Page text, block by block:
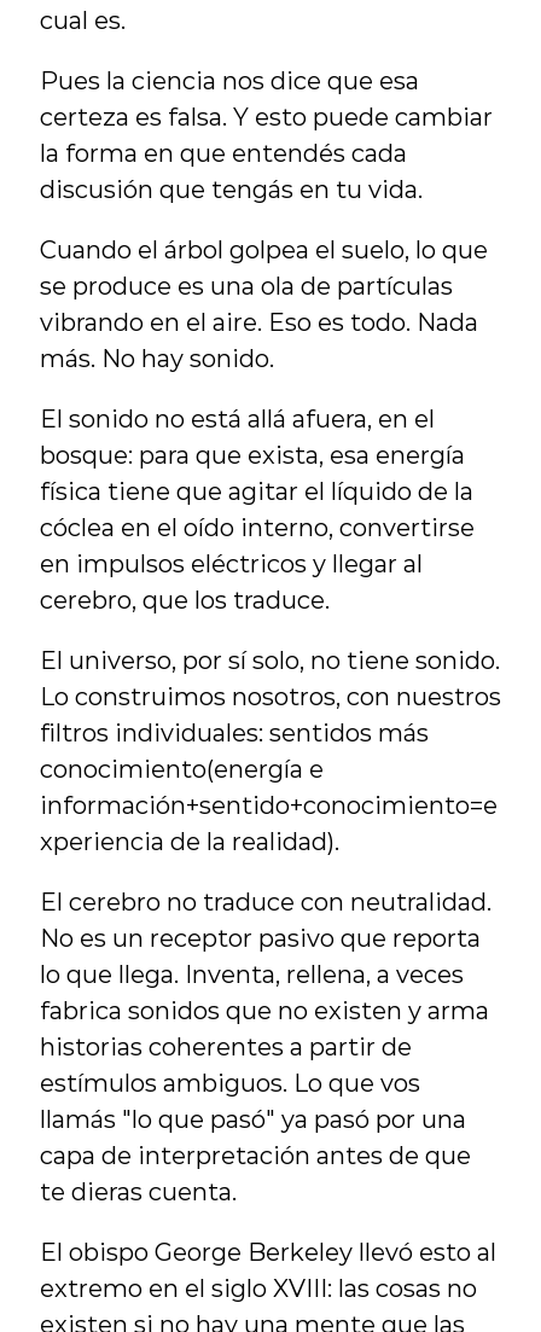
cual es.
Pues la ciencia nos dice que esa
certeza es falsa. Y esto puede cambiar
la forma en que entendés cada
discusión que tengás en tu vida.
Cuando el árbol golpea el suelo, lo que
se produce es una ola de partículas
vibrando en el aire. Eso es todo. Nada
más. No hay sonido.
El sonido no está allá afuera, en el
bosque: para que exista, esa energía
física tiene que agitar el líquido de la
cóclea en el oído interno, convertirse
en impulsos eléctricos y llegar al
cerebro, que los traduce.
El universo, por sí solo, no tiene sonido.
Lo construimos nosotros, con nuestros
filtros individuales: sentidos más
conocimiento(energía e
información+sentido+conocimiento=e
xperiencia de la realidad).
El cerebro no traduce con neutralidad.
No es un receptor pasivo que reporta
lo que llega. Inventa, rellena, a veces
fabrica sonidos que no existen y arma
historias coherentes a partir de
estímulos ambiguos. Lo que vos
llamás "lo que pasó" ya pasó por una
capa de interpretación antes de que
te dieras cuenta.
El obispo George Berkeley llevó esto al
extremo en el siglo XVIII: las cosas no
existen si no hay una mente que las